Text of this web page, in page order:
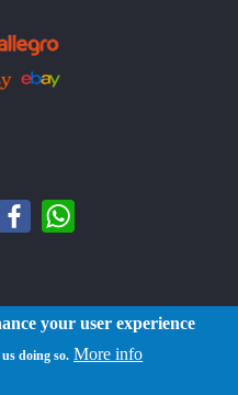
your user experience
doing so. More info